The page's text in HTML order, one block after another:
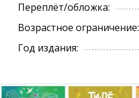
Переплёт/обложка:
Возрастное ограничение:
Год издания: